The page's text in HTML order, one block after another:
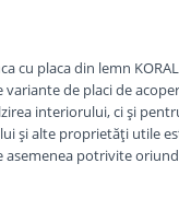
cu placa din lemn
de placi de
interiorului, ci și
și alte proprietăți utile
asemenea potrivite